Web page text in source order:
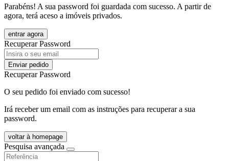
Parabéns! A sua password foi guardada com sucesso. A partir de
agora, terá aceso a imóveis privados.
entrar agora
Recuperar Password
Enviar pedido
Recuperar Password
O seu pedido foi enviado com sucesso!
Irá receber um email com as instruções para recuperar a sua
password.
voltar à homepage
Pesquisa avançada